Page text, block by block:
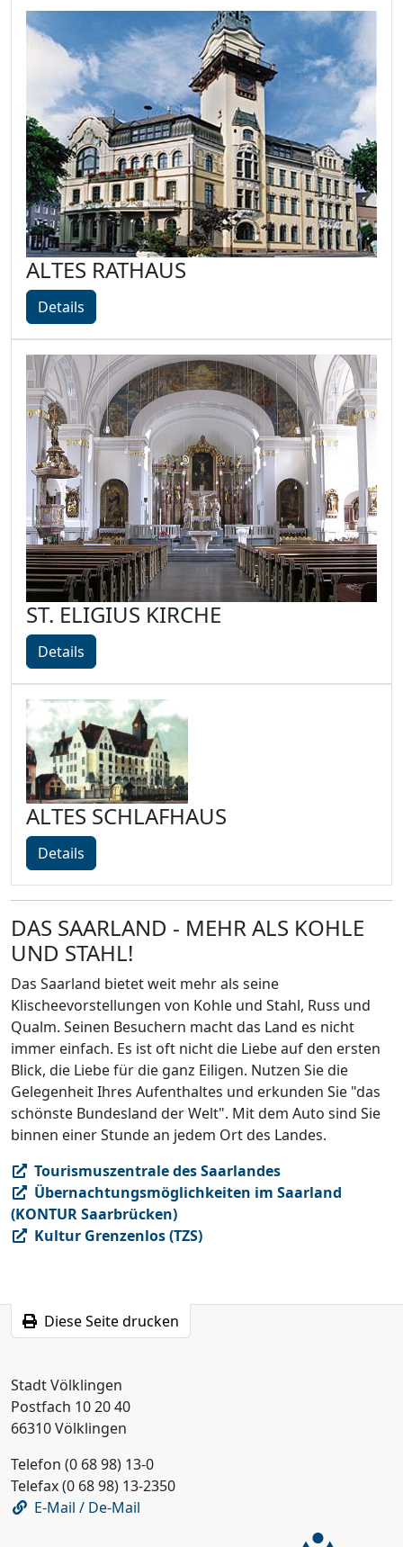
ALTES RATHAUS
Details
ST. ELIGIUS KIRCHE
Details
ALTES SCHLAFHAUS
Details
DAS SAARLAND - MEHR ALS KOHLE
UND STAHL!
Das Saarland bietet weit mehr als seine
Klischeevorstellungen von Kohle und Stahl, Russ und
Qualm. Seinen Besuchern macht das Land es nicht
immer einfach. Es ist oft nicht die Liebe auf den ersten
Blick, die Liebe für die ganz Eiligen. Nutzen Sie die
Gelegenheit Ihres Aufenthaltes und erkunden Sie "das
schönste Bundesland der Welt". Mit dem Auto sind Sie
binnen einer Stunde an jedem Ort des Landes.
Tourismuszentrale des Saarlandes
Übernachtungsmöglichkeiten im Saarland
(KONTUR Saarbrücken)
Kultur Grenzenlos (TZS)
Diese Seite drucken
Stadt Völklingen
Postfach 10 20 40
66310 Völklingen
Telefon (0 68 98) 13-0
Telefax (0 68 98) 13-2350
E-Mail / De-Mail